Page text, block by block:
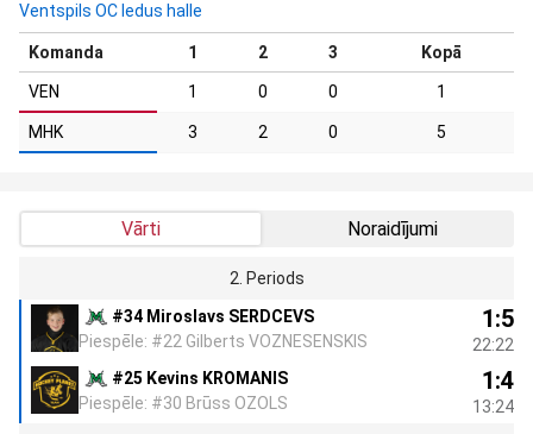
Ventspils OC ledus halle
Komanda 1 2 3 Kopā
VEN 1 0 0 1
MHK 3 2 0 5
Vārti Noraidījumi
2. Periods
#34 Miroslavs SERDCEVS
Piespēle: #22 Gilberts VOZNESENSKIS
1:5
22:22
#25 Kevins KROMANIS
Piespēle: #30 Brūss OZOLS
1:4
13:24